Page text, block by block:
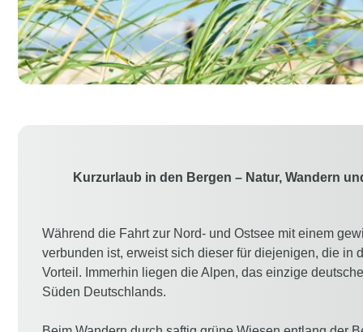
Kurzurlaub in den Bergen – Natur, Wandern
Während die Fahrt zur Nord- und Ostsee mit einem
verbunden ist, erweist sich dieser für diejenigen, die in
Vorteil. Immerhin liegen die Alpen, das einzige
Süden Deutschlands.